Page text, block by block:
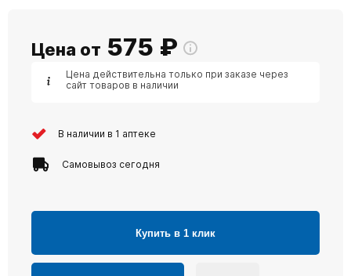
Цена от 575 ₽
Цена действительна только при заказе через
сайт товаров в наличии
В наличии в 1 аптеке
Самовывоз сегодня
Купить в 1 клик